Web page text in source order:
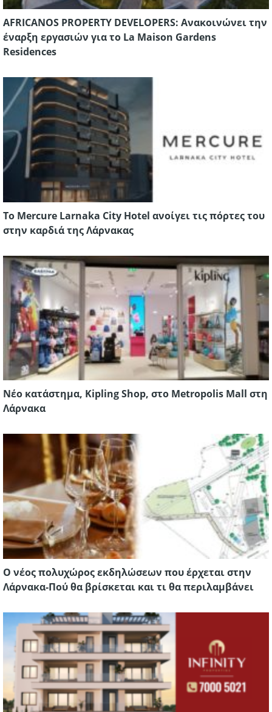
AFRICANOS PROPERTY DEVELOPERS: Aνακοινώνει την
έναρξη εργασιών για το La Maison Gardens
Residences
Το Mercure Larnaka City Hotel ανοίγει τις πόρτες του
στην καρδιά της Λάρνακας
Νέο κατάστημα, Kipling Shop, στο Metropolis Mall στη
Λάρνακα
Ο νέος πολυχώρος εκδηλώσεων που έρχεται στην
Λάρνακα-Πού θα βρίσκεται και τι θα περιλαμβάνει